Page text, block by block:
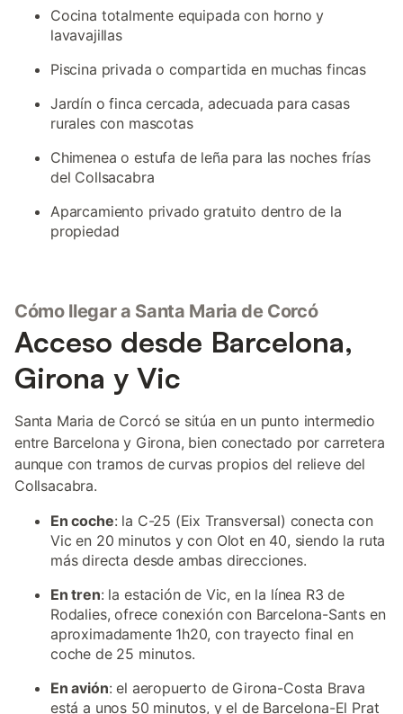
Cocina totalmente equipada con horno y
lavavajillas
Piscina privada o compartida en muchas fincas
Jardín o finca cercada, adecuada para casas
rurales con mascotas
Chimenea o estufa de leña para las noches frías
del Collsacabra
Aparcamiento privado gratuito dentro de la
propiedad
Cómo llegar a Santa Maria de Corcó
Acceso desde Barcelona,
Girona y Vic
Santa Maria de Corcó se sitúa en un punto intermedio
entre Barcelona y Girona, bien conectado por carretera
aunque con tramos de curvas propios del relieve del
Collsacabra.
En coche: la C-25 (Eix Transversal) conecta con
Vic en 20 minutos y con Olot en 40, siendo la ruta
más directa desde ambas direcciones.
En tren: la estación de Vic, en la línea R3 de
Rodalies, ofrece conexión con Barcelona-Sants en
aproximadamente 1h20, con trayecto final en
coche de 25 minutos.
En avión: el aeropuerto de Girona-Costa Brava
está a unos 50 minutos, y el de Barcelona-El Prat